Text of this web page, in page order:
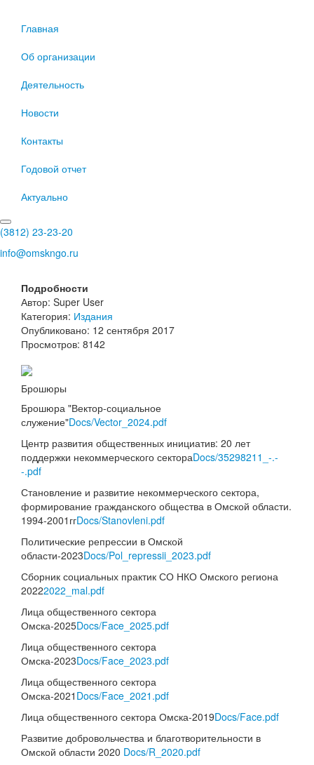
Главная
Об организации
Деятельность
Новости
Контакты
Годовой отчет
Актуально
(3812) 23-23-20
info@omskngo.ru
Подробности
Автор: Super User
Категория: Издания
Опубликовано: 12 сентября 2017
Просмотров: 8142
Брошюры
Брошюра "Вектор-социальное
служение"Docs/Vector_2024.pdf
Центр развития общественных инициатив: 20 лет
поддержки некоммерческого сектораDocs/35298211_-.-
-.pdf
Становление и развитие некоммерческого сектора,
формирование гражданского общества в Омской области.
1994-2001ггDocs/Stanovleni.pdf
Политические репрессии в Омской
области-2023Docs/Pol_repressii_2023.pdf
Сборник социальных практик СО НКО Омского региона
20222022_mal.pdf
Лица общественного сектора
Омска-2025Docs/Face_2025.pdf
Лица общественного сектора
Омска-2023Docs/Face_2023.pdf
Лица общественного сектора
Омска-2021 Docs/Face_2021.pdf
Лица общественного сектора Омска-2019Docs/Face.pdf
Развитие добровольчества и благотворительности в
Омской области 2020 Docs/R_2020.pdf